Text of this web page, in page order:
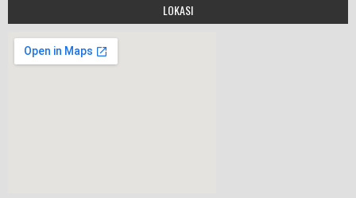
HALAL BIHALAL
LOKASI